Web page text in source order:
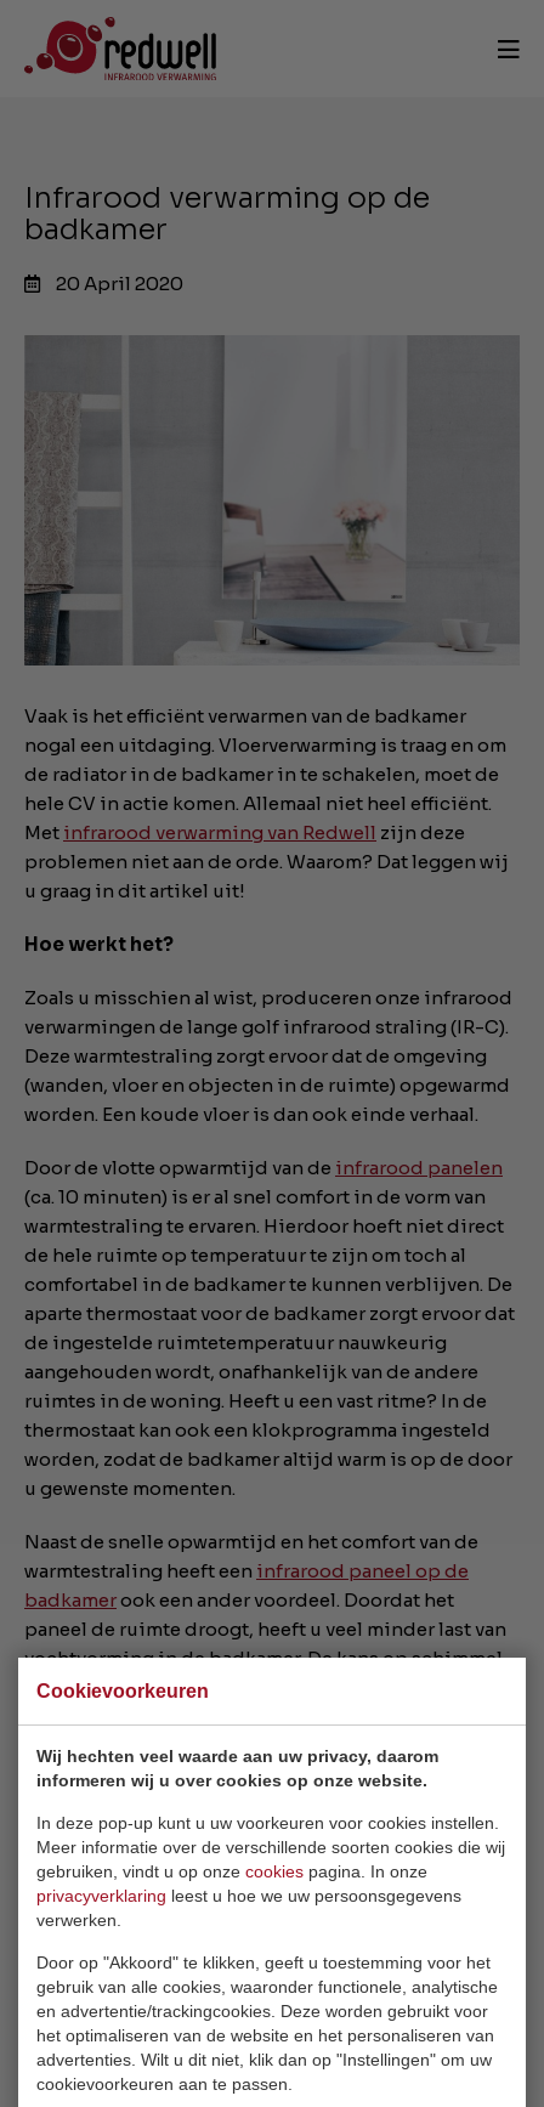
Cookievoorkeuren
Wij hechten veel waarde aan uw privacy, daarom
informeren wij u over cookies op onze website.
In deze pop-up kunt u uw voorkeuren voor cookies instellen.
Meer informatie over de verschillende soorten cookies die wij
gebruiken, vindt u op onze cookies pagina. In onze
privacyverklaring leest u hoe we uw persoonsgegevens
verwerken.
Door op "Akkoord" te klikken, geeft u toestemming voor het
gebruik van alle cookies, waaronder functionele, analytische
en advertentie/trackingcookies. Deze worden gebruikt voor
het optimaliseren van de website en het personaliseren van
advertenties. Wilt u dit niet, klik dan op "Instellingen" om uw
cookievoorkeuren aan te passen.
Infrarood verwarming op de
badkamer
20 April 2020
Vaak is het efficiënt verwarmen van de badkamer
nogal een uitdaging. Vloerverwarming is traag en om
de radiator in de badkamer in te schakelen, moet de
hele CV in actie komen. Allemaal niet heel efficiënt.
Met infrarood verwarming van Redwell zijn deze
problemen niet aan de orde. Waarom? Dat leggen wij
u graag in dit artikel uit!
Hoe werkt het?
Zoals u misschien al wist, produceren onze infrarood
verwarmingen de lange golf infrarood straling (IR-C).
Deze warmtestraling zorgt ervoor dat de omgeving
(wanden, vloer en objecten in de ruimte) opgewarmd
worden. Een koude vloer is dan ook einde verhaal.
Door de vlotte opwarmtijd van de infrarood panelen
(ca. 10 minuten) is er al snel comfort in de vorm van
warmtestraling te ervaren. Hierdoor hoeft niet direct
de hele ruimte op temperatuur te zijn om toch al
comfortabel in de badkamer te kunnen verblijven. De
aparte thermostaat voor de badkamer zorgt ervoor dat
de ingestelde ruimtetemperatuur nauwkeurig
aangehouden wordt, onafhankelijk van de andere
ruimtes in de woning. Heeft u een vast ritme? In de
thermostaat kan ook een klokprogramma ingesteld
worden, zodat de badkamer altijd warm is op de door
u gewenste momenten.
Naast de snelle opwarmtijd en het comfort van de
warmtestraling heeft een infrarood paneel op de
badkamerook een ander voordeel. Doordat het
paneel de ruimte droogt, heeft u veel minder last van
vochtvorming in de badkamer. De kans op schimmel
is dan ook minimaal. Om schimmelvorming tegen te
basistemperatuur in de badkamer aan te houden.
Het Redwell assortiment biedt tal van verschillende
stijlvolle en efficiënte toepassingen met een dubbele
functie. Zo kunt u denken aan een handdoekdroger,
Beperkte ruimte aan de wand? Dan zijn deWE-Line
panelen of deRound panelenook een interessante
optie. Deze panelen zijn namelijk geschikt voor
plafondmontage. Nieuwsgierig naar hoe deze
toepassingen eruit zien?